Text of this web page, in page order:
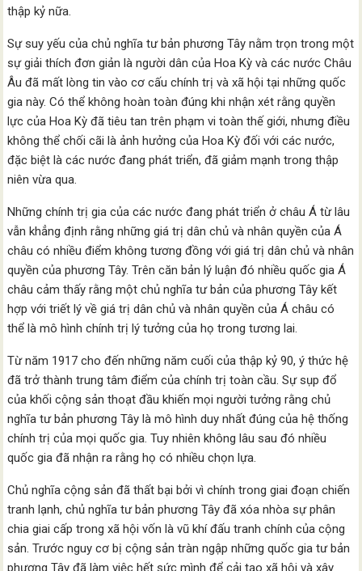
thập kỷ nữa.
Sự suy yếu của chủ nghĩa tư bản phương Tây nằm trọn trong một
sự giải thích đơn giản là người dân của Hoa Kỳ và các nước Châu
Âu đã mất lòng tin vào cơ cấu chính trị và xã hội tại những quốc
gia này. Có thể không hoàn toàn đúng khi nhận xét rằng quyền
lực của Hoa Kỳ đã tiêu tan trên phạm vi toàn thế giới, nhưng điều
không thể chối cãi là ảnh hưởng của Hoa Kỳ đối với các nước,
đặc biệt là các nước đang phát triển, đã giảm mạnh trong thập
niên vừa qua.
Những chính trị gia của các nước đang phát triển ở châu Á từ lâu
vẫn khẳng định rằng những giá trị dân chủ và nhân quyền của Á
châu có nhiều điểm không tương đồng với giá trị dân chủ và nhân
quyền của phương Tây. Trên căn bản lý luận đó nhiều quốc gia Á
châu cảm thấy rằng một chủ nghĩa tư bản của phương Tây kết
hợp với triết lý về giá trị dân chủ và nhân quyền của Á châu có
thể là mô hình chính trị lý tưởng của họ trong tương lai.
Từ năm 1917 cho đến những năm cuối của thập kỷ 90, ý thức hệ
đã trở thành trung tâm điểm của chính trị toàn cầu. Sự sụp đổ
của khối cộng sản thoạt đầu khiến mọi người tưởng rằng chủ
nghĩa tư bản phương Tây là mô hình duy nhất đúng của hệ thống
chính trị của mọi quốc gia. Tuy nhiên không lâu sau đó nhiều
quốc gia đã nhận ra rằng họ có nhiều chọn lựa.
Chủ nghĩa cộng sản đã thất bại bởi vì chính trong giai đoạn chiến
tranh lạnh, chủ nghĩa tư bản phương Tây đã xóa nhòa sự phân
chia giai cấp trong xã hội vốn là vũ khí đấu tranh chính của cộng
sản. Trước nguy cơ bị cộng sản tràn ngập những quốc gia tư bản
phương Tây đã làm việc hết sức mình để cải tạo xã hội và xây